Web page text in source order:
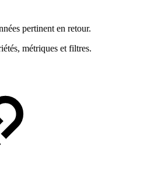
pertinent en retour.
métriques et filtres.